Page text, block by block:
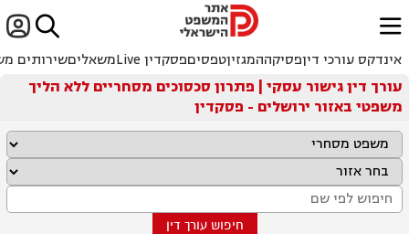

ﱐ
אינדקס עורכי דיןפסיקההמגזיןטפסיםפסקדין Live משאליםשירותים
עורך דין גישור עסקי | פתרון סכסוכים מסחריים ללא הליך
משפטי באזור ירושלים - פסקדין
חיפוש עורך דין